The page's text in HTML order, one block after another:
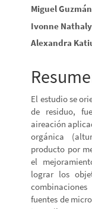
del
artículo
Miguel
Ivonne
Alexandra
El estudio se
de residuo,
aireación
orgánica
producto por
el
lograr los
fuentes de